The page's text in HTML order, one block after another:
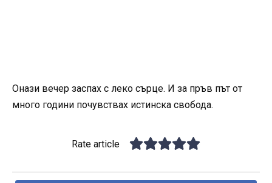
Онази вечер заспах с леко сърце. И за пръв път от
много години почувствах истинска свобода.
Rate article